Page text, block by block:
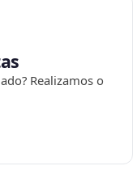
Realizamos o